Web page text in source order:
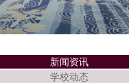
新闻资讯
学校动态